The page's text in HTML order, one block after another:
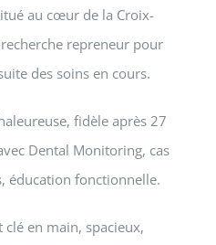
au cœur de la Croix-
repreneur pour
des soins en cours.
fidèle après 27
Dental Monitoring, cas
éducation fonctionnelle.
clé en main, spacieux,